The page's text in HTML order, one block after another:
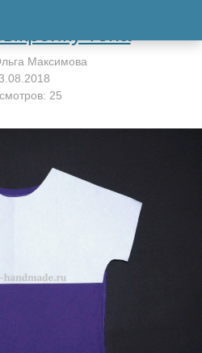
мастер-классу
топа
Максимова
25